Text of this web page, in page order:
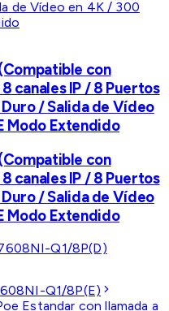
con
canales IP / 8 Puertos
Duro / Salida de Vídeo
Modo Extendido
con
canales IP / 8 Puertos
Duro / Salida de Vídeo
Modo Extendido
Q1/8P(D)
Q1/8P(E)